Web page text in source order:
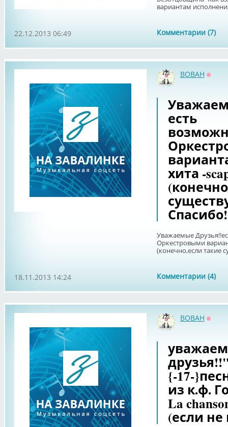
вариантам
Комментарии (7)
22.12.2013 06:49
BOBAH
есть
хита -
Спасибо!
Уважаемые
Оркестровыми
(конечно,если такие
Комментарии (4)
18.11.2013 14:24
BOBAH
{-17-
из к.ф.
La
(если не